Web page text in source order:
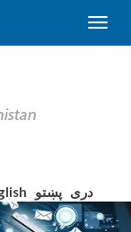
دری پښتو